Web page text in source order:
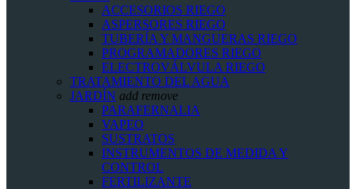
ACCESORIOS RIEGO
ASPERSORES RIEGO
TUBERÍA Y MANGUERAS RIEGO
PROGRAMADORES RIEGO
ELECTROVÁLVULA RIEGO
TRATAMIENTO DEL AGUA
JARDÍN add remove
PARAFERNALIA
VAPEO
SUSTRATOS
INSTRUMENTOS DE MEDIDA Y
CONTROL
FERTILIZANTE